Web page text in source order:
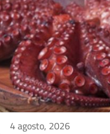
4 agosto, 2026